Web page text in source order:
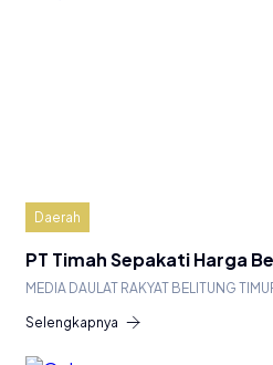
Daerah
PT Timah Sepakati Harga
MEDIA DAULAT RAKYAT BELITUNG
Selengkapnya